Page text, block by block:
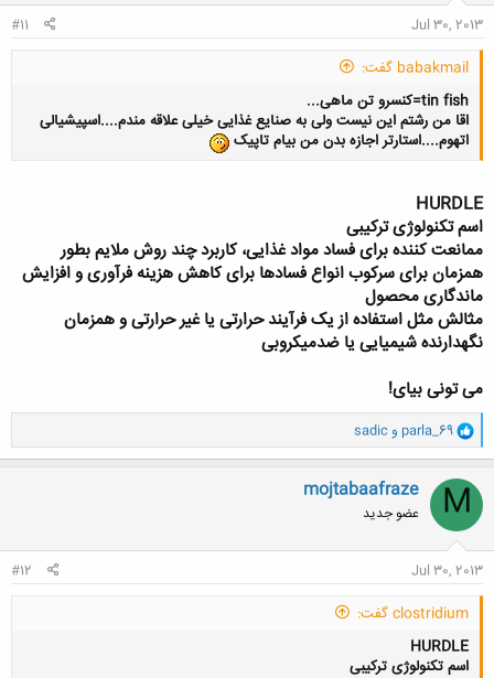
Jul 30, 2013
#11
babakmail گفت:
tin fish=کنسرو تن ماهی...
اقا من رشتم این نیست ولی به صنایع غذایی خیلی علاقه مندم....اسپیشیالی
اتهوم....استارتر اجازه بدن من بیام تاپیک
HURDLE
اسم تکنولوژی ترکیبی
ممانعت کننده برای فساد مواد غذایی، کاربرد چند روش ملایم بطور
همزمان برای سرکوب انواع فسادها برای کاهش هزینه فرآوری و افزایش
ماندگاری محصول
مثالش مثل استفاده از یک فرآیند حرارتی یا غیر حرارتی و همزمان
نگهدارنده شیمیایی یا ضدمیکروبی
می تونی بیای!
و
ا
ک
ن
ش
ه
ا
parla_69 و sadic
M
mojtabaafraze
عضو جدید
Jul 30, 2013
#12
clostridium گفت:
HURDLE
اسم تکنولوژی ترکیبی